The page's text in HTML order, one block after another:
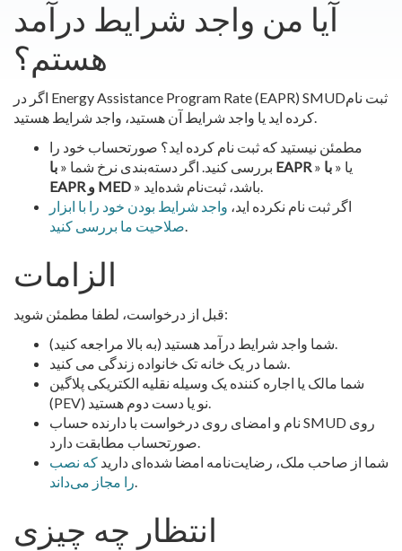
آیا من واجد شرایط درآمد
هستم؟
اگر در Energy Assistance Program Rate (EAPR) SMUDثبت نام
کرده اید یا واجد شرایط آن هستید، واجد شرایط هستید.
مطمئن نیستید که ثبت نام کرده اید؟ صورتحساب خود را
بررسی کنید. اگر دسته‌بندی نرخ شما « با EAPR » یا « با
EAPR و MED
» باشد، ثبت‌نام شده‌اید.
اگر ثبت نام نکرده اید، واجد شرایط بودن خود را با ابزار
صلاحیت ما بررسی کنید.
الزامات
قبل از درخواست، لطفا مطمئن شوید:
شما واجد شرایط درآمد هستید (به بالا مراجعه کنید).
شما در یک خانه تک خانواده زندگی می کنید.
شما مالک یا اجاره کننده یک وسیله نقلیه الکتریکی پلاگین
(PEV) نو یا دست دوم هستید.
نام و امضای روی درخواست با دارنده حساب SMUD روی
صورتحساب مطابقت دارد.
شما از صاحب ملک، رضایت‌نامه امضا شده‌ای دارید که نصب
را مجاز می‌داند.
انتظار چه چیزی